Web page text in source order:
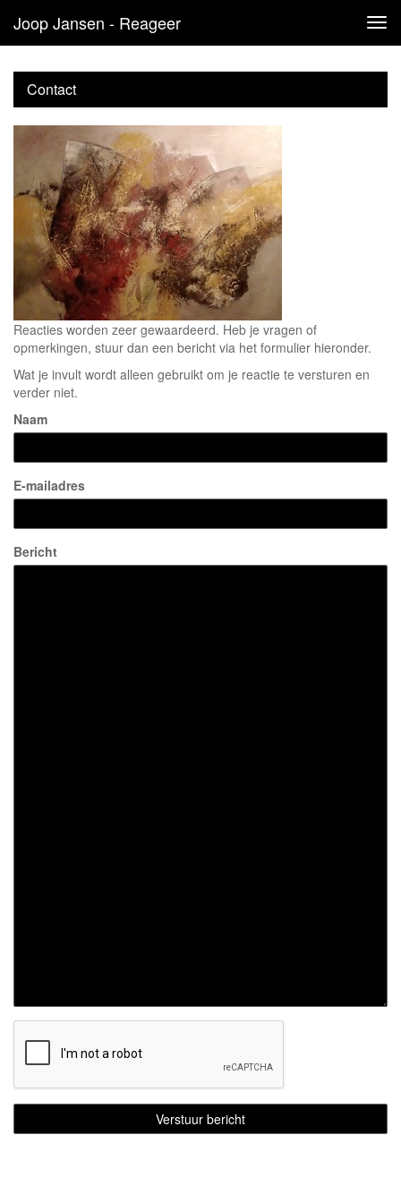
Joop Jansen - Reageer
Contact
Reacties worden zeer gewaardeerd. Heb je vragen of
opmerkingen, stuur dan een bericht via het formulier hieronder.
Wat je invult wordt alleen gebruikt om je reactie te versturen en
verder niet.
Naam
E-mailadres
Bericht